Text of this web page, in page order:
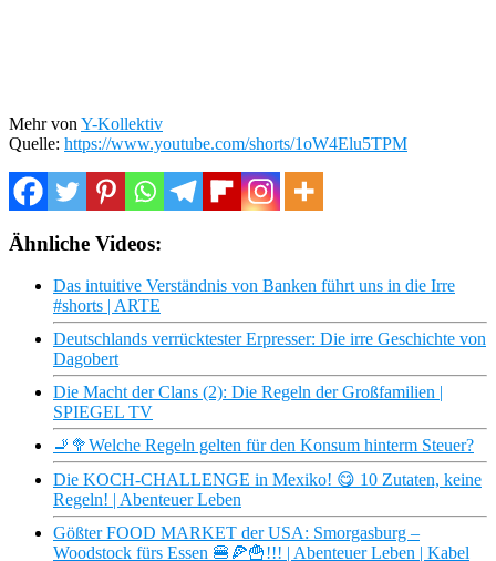
Mehr von Y-Kollektiv
Quelle: https://www.youtube.com/shorts/1oW4Elu5TPM
Ähnliche Videos:
Das intuitive Verständnis von Banken führt uns in die Irre
#shorts | ARTE
Deutschlands verrücktester Erpresser: Die irre Geschichte von
Dagobert
Die Macht der Clans (2): Die Regeln der Großfamilien |
SPIEGEL TV
🚬🥦Welche Regeln gelten für den Konsum hinterm Steuer?
Die KOCH-CHALLENGE in Mexiko! 😋 10 Zutaten, keine
Regeln! | Abenteuer Leben
Gößter FOOD MARKET der USA: Smorgasburg –
Woodstock fürs Essen 🍔🍕🍟!!! | Abenteuer Leben | Kabel